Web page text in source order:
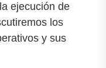
ejecución de
los
y sus